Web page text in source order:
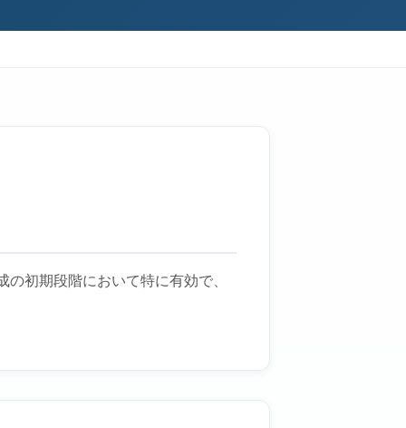
初期段階において特に有効で、